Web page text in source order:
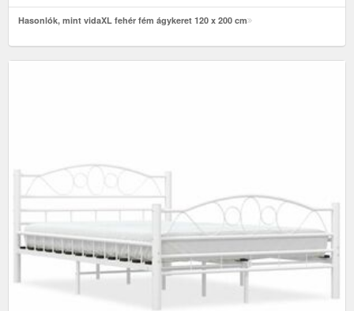
Hasonlók, mint vidaXL fehér fém ágykeret 120 x 200 cm